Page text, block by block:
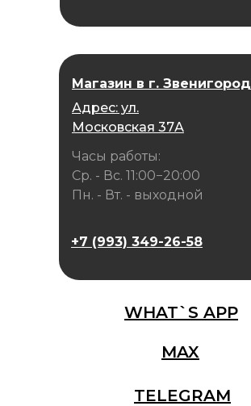
MAX
TELEGRAM
WHAT`S APP
Часы работы:
Ср. - Вс. 11:00−20:00
Пн. - Вт. - выходной
Магазин в г. Звенигород
Адрес: ул.
Московская 37А
+7 (993) 349-26-58